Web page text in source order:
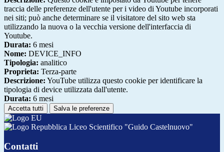
traccia delle preferenze dell'utente per i video di Youtube incorporati
nei siti; può anche determinare se il visitatore del sito web sta
utilizzando la nuova o la vecchia versione dell'interfaccia di
Youtube.
Durata: 6 mesi
Nome: DEVICE_INFO
Tipologia: analitico
Proprieta: Terza-parte
Descrizione: YouTube utilizza questo cookie per identificare la
tipologia di device utilizzata dall'utente.
Durata: 6 mesi
Accetta tutti Salva le preferenze
Liceo Scientifico "Guido Castelnuovo"
Contatti